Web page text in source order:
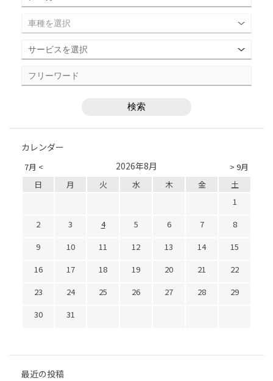
カレンダー
7月 < > 9月
2026年8月
日 月 火 水 木 金
土
1
2
3 4 5 6 7
8
9
10 11 12 13 14
15
16
17 18 19 20 21
22
23
24 25 26 27 28
29
30
31
最近の投稿